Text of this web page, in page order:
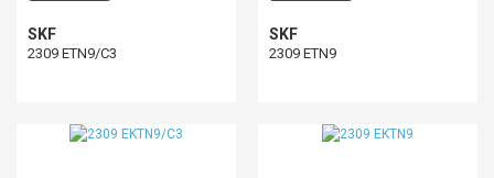
SKF
2309 ETN9/C3
SKF
2309 ETN9